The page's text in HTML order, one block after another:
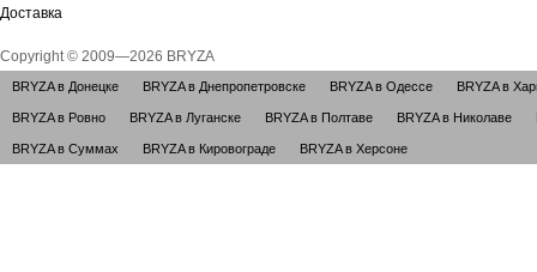
Доставка
Copyright © 2009—2026 BRYZA
BRYZA в Донецке BRYZA в Днепропетровске BRYZA в Одессе BRYZA в
BRYZA в Ровно BRYZA в Луганске BRYZA в Полтаве BRYZA в Николаве
BRYZA в Суммах BRYZA в Кировограде BRYZA в Херсоне